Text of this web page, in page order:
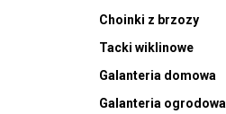
Choinki z brzozy
Tacki wiklinowe
Galanteria domowa
Galanteria ogrodowa